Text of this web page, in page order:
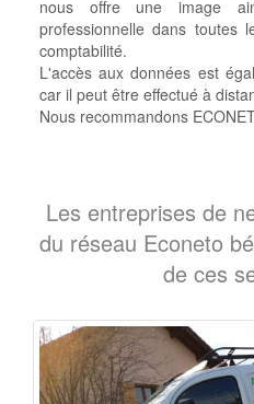
nous offre une image ainsi qu'une automatisation
professionnelle dans toutes
comptabilité.
L'accès aux données est
car il peut être effectué à
Nous recommandons
Les entreprises de
du réseau Econeto
de ces